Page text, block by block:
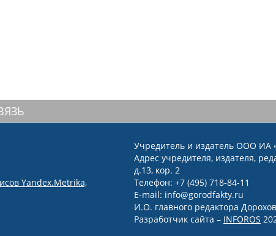
Yandex.Metrika,
Учредитель и издатель ООО ИА
Адрес учредителя, издателя,
д.13, кор. 2
Телефон: +7 (495) 718-84-11
E-mail: info@gorodfakty.ru
И.О. главного редактора
Разработчик сайта – INFOROS